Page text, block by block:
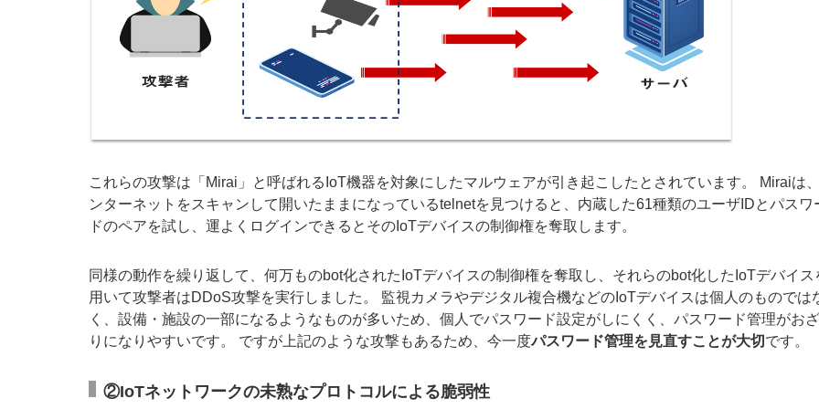
これらの攻撃は「Mirai」と呼ばれるIoT機器を対象にしたマルウェアが引き起こしたとされています。 Miraiは
ンターネットをスキャンして開いたままになっているtelnetを見つけると、内蔵した61種類のユーザIDとパスワ
ドのペアを試し、運よくログインできるとそのIoTデバイスの制御権を奪取します。
同様の動作を繰り返して、何万ものbot化されたIoTデバイスの制御権を奪取し、それらのbot化したIoTデバイス
用いて攻撃者はDDoS攻撃を実行しました。 監視カメラやデジタル複合機などのIoTデバイスは個人のものでは
く、設備・施設の一部になるようなものが多いため、個人でパスワード設定がしにくく、パスワード管理がお
りになりやすいです。 ですが上記のような攻撃もあるため、今一度パスワード管理を見直すことが大切 です。
②IoTネットワークの未熟なプロトコルによる脆弱性